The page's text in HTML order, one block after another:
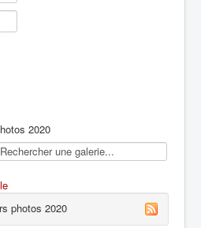
2020
photos 2020